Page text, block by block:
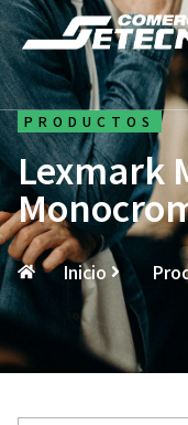
PRODUCTOS
Lexmark
Inicio